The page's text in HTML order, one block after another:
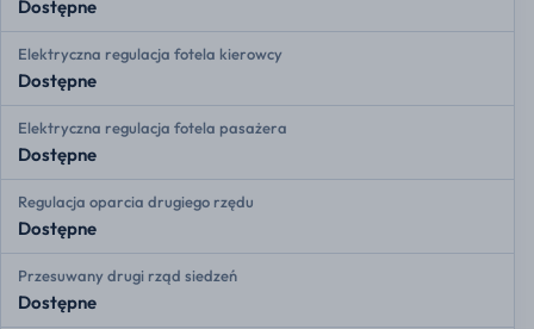
Dostępne
Elektryczna regulacja fotela kierowcy
Dostępne
Elektryczna regulacja fotela pasażera
Dostępne
Regulacja oparcia drugiego rzędu
Dostępne
Przesuwany drugi rząd siedzeń
Dostępne